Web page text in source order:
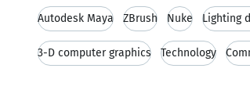
Autodesk Maya ZBrush Nuke Lighting
3-D computer graphics Technology